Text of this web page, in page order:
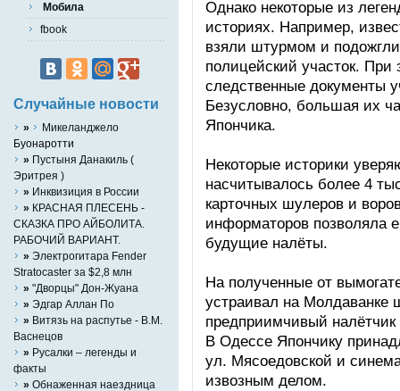
Однако некоторые из
историях. Например,
взяли штурмом и
полицейский участок. При
следственные документы
Безусловно, большая их
Япончика.
Некоторые историки
насчитывалось более 4
карточных шулеров и
информаторов позволяла
будущие налёты.
На полученные от
устраивал на Молдаванке
предприимчивый
В Одессе Япончику
ул. Мясоедовской и
извозным делом.
Мобила
fbook
Случайные новости
»
Микеланджело
Буонаротти
» Пустыня Данакиль (
Эритрея )
» Инквизиция в России
» КРАСНАЯ ПЛЕСЕНЬ -
СКАЗКА ПРО АЙБОЛИТА.
РАБОЧИЙ ВАРИАНТ.
» Электрогитара Fender
Stratocaster за $2,8 млн
» "Дворцы" Дон-Жуана
» Эдгар Аллан По
» Витязь на распутье - В.М.
Васнецов
» Русалки – легенды и
факты
» Обнаженная наездница